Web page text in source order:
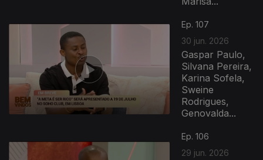
Ep. 107
30 jun. 2026
Gaspar Paulo,
Silvana Pereira,
Karina Sofela,
Sweine
Rodrigues,
Genovalda...
Ep. 106
29 jun. 2026
939345